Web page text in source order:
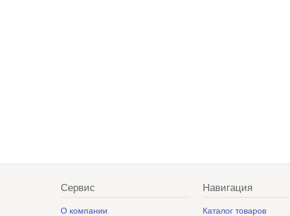
Сервис
О компании
Навигация
Каталог товаров